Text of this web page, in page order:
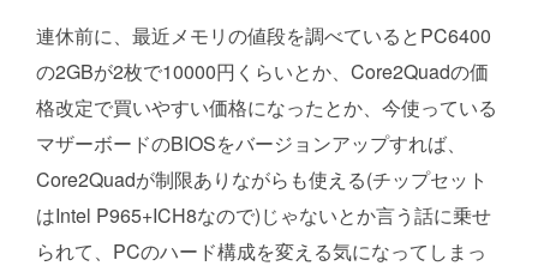
連休前に、最近メモリの値段を調べているとPC6400
の2GBが2枚で10000円くらいとか、Core2Quadの価
格改定で買いやすい価格になったとか、今使っている
マザーボードのBIOSをバージョンアップすれば、
Core2Quadが制限ありながらも使える(チップセット
はIntel P965+ICH8なので)じゃないとか言う話に乗せ
られて、PCのハード構成を変える気になってしまっ